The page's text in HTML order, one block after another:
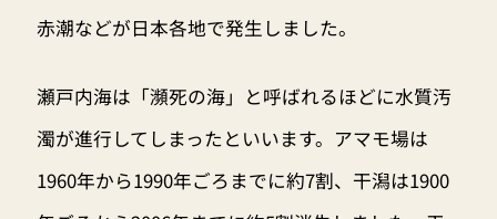
赤潮などが日本各地で発生しました。
瀬戸内海は「瀕死の海」と呼ばれるほどに水質汚
濁が進行してしまったといいます。アマモ場は
1960年から1990年ごろまでに約7割、干潟は1900